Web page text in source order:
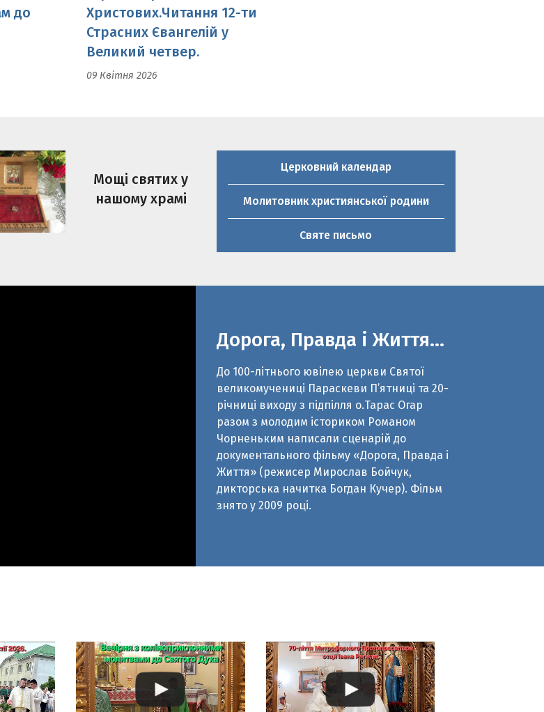
09 Квітня 2026
Святе письмо
річниці виходу з підпілля о.Тарас Огар
разом з молодим істориком Романом
Чорненьким написали сценарій до
документального фільму «Дорога, Правда і
Життя» (режисер Мирослав Бойчук,
дикторська начитка Богдан Кучер). Фільм
знято у 2009 році.